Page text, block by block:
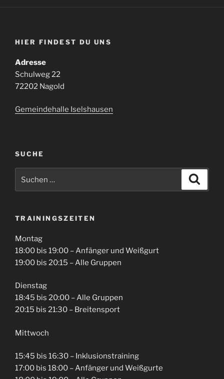
HIER FINDEST DU UNS
Adresse
Schulweg 22
72202 Nagold
Gemeindehalle Iselshausen
SUCHE
nach:
TRAININGSZEITEN
Montag
18:00 bis 19:00 – Anfänger und Weißgurt
19:00 bis 20:15 – Alle Gruppen
Dienstag
18:45 bis 20:00 – Alle Gruppen
20:15 bis 21:30 – Breitensport
Mittwoch
15:45 bis 16:30 – Inklusionstraining
17:00 bis 18:00 – Anfänger und Weißgurte